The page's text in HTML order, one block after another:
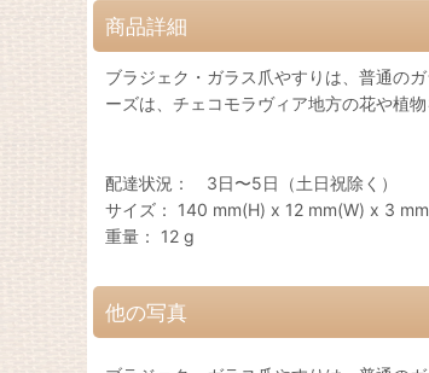
商品詳細
ブラジェク・ガラス爪やすりは、普通の
ーズは、チェコモラヴィア地方の花や植
配達状況： 3日〜5日（土日祝除く）
サイズ： 140 mm(H) x 12 mm(W) x 3
重量： 12 g
他の写真